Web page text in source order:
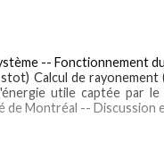
-- Fonctionnement
Calcul de
utile captée par
de Montréal -- Discussion